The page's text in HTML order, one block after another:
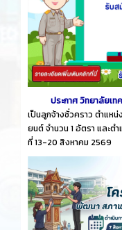
ประกาศ วิทยาลัยเ
เป็นลูกจ้างชั่วคราว ตำแห
ยนต์ จำนวน 1 อัตรา และตำ
ที่ 13-20 สิงหาคม 2569